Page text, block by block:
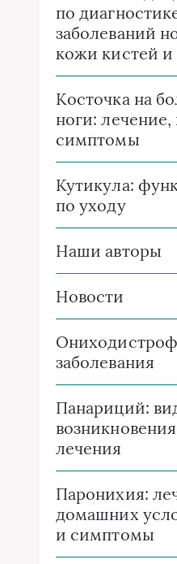
по
заболеваний
кожи кистей и
Косточка на
ноги:
симптомы
Кутикула:
по уходу
Наши авторы
Новости
заболевания
Панариций:
лечения
Паронихия:
домашних
и симптомы